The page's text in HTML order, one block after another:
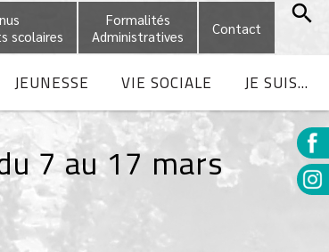
scolaires
Formalités
Administratives
Contact
JEUNESSE VIE SOCIALE JE SUIS...
7 au 17 mars